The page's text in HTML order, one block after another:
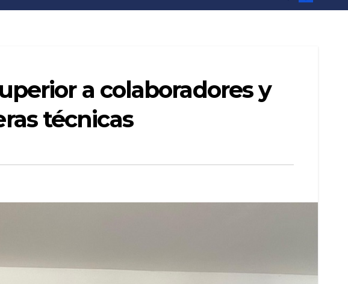
a colaboradores y
técnicas